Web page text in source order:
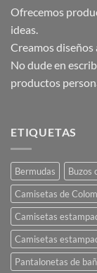
en
la
Ofrecemos
ideas.
Creamos diseños
No dude en
productos
ETIQUETAS
Bermudas Buzos
Camisetas de
Camisetas
Camisetas
Pantalonetas de